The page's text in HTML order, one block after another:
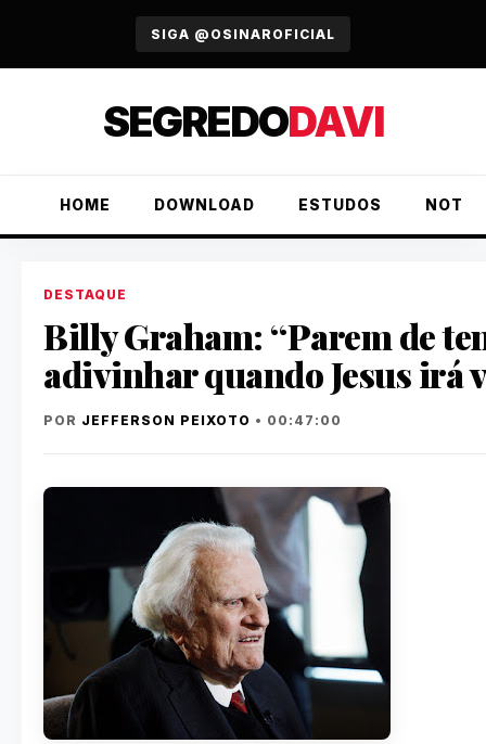
SIGA @OSINAROFICIAL
SEGREDODAVI
HOME DOWNLOAD ESTUDOS
DESTAQUE
Billy Graham: “Parem de
adivinhar quando Jesus irá
POR JEFFERSON PEIXOTO • 00:47:00